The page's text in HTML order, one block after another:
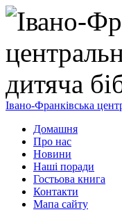
Івано-Франківська
Домашня
Про нас
Новини
Наші поради
Гостьова книга
Контакти
Мапа сайту